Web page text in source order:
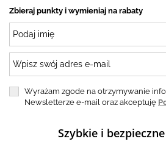
Zbieraj punkty i wymieniaj na rabaty
Wyrażam zgode na otrzymywanie
Newsletterze e-mail oraz akceptuję
Szybkie i